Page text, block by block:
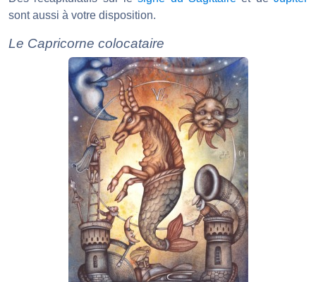
sont aussi à votre disposition.
Le Capricorne colocataire